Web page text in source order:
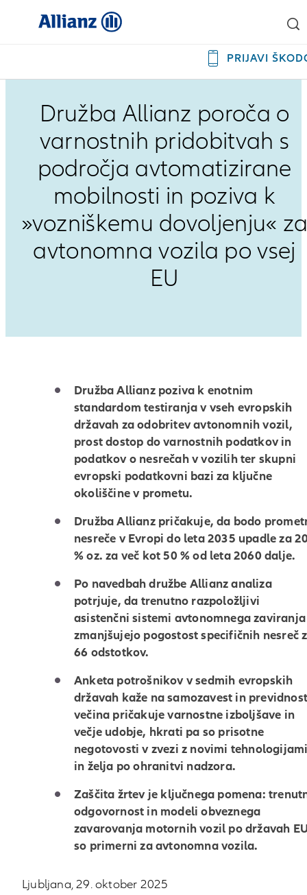
PRIJAVI
Družba Allianz poroča o
varnostnih pridobitvah s
področja avtomatizirane
mobilnosti in poziva k
»vozniškemu dovoljenju«
avtonomna vozila po vsej
EU
Družba Allianz poziva k enotnim
standardom testiranja v vseh evropskih
državah za odobritev avtonomnih vozil,
prost dostop do varnostnih podatkov in
podatkov o nesrečah v vozilih ter skupni
evropski podatkovni bazi za ključne
okoliščine v prometu.
Družba Allianz pričakuje, da bodo
nesreče v Evropi do leta 2035 upadle za
% oz. za več kot 50 % od leta 2060 dalje.
Po navedbah družbe Allianz analiza
potrjuje, da trenutno razpoložljivi
asistenčni sistemi avtonomnega zaviranja
zmanjšujejo pogostost specifičnih nesreč
66 odstotkov.
Anketa potrošnikov v sedmih evropskih
državah kaže na samozavest in
večina pričakuje varnostne izboljšave in
večje udobje, hkrati pa so prisotne
negotovosti v zvezi z novimi
in želja po ohranitvi nadzora.
Zaščita žrtev je ključnega pomena:
odgovornost in modeli obveznega
zavarovanja motornih vozil po državah
so primerni za avtonomna vozila.
Ljubljana, 29. oktober 2025